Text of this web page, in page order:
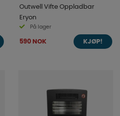
Outwell Vifte Oppladbar
Eryon
På lager
590 NOK KJØP!